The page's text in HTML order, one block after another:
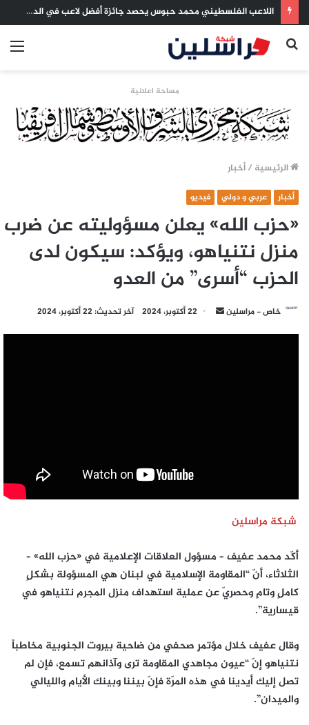
اللاعب الفلسطيني محمد حبوس يحصد جائزة أفضل لاعب في الدوري اللبناني للموسم 2025-2026
بحث
مساحة اعلانية
الرئيسية /أخبار
أخبار عربي و دولي فيديو
«حزب الله» يعلن مسؤوليته عن ضرب
منزل نتنياهو، ويؤكد: سيكون لدى
الحزب “أسرى” من العدو
خاص - مراسلين
أرسل 22 أكتوبر، 2024 آخر تحديث: 22 أكتوبر، 2024
شبكة مراسلين
أكّد محمد عفيف – مسؤول العلاقات الإعلامية في «حزب الله» –
الثلاثاء، أنّ “المقاومة الإسلامية في لبنان هي المسؤولة بشكلٍ
كاملٍ وتامٍ وحصريّ عن عملية استهداف منزل المجرم نتنياهو في
قيسارية”.
وقال عفيف خلال مؤتمرٍ صحفي من ضاحية بيروت الجنوبية مخاطباً
نتنياهو إنّ “عيون مجاهدي المقاومة ترى وآذانهم تسمع، فإن لم
تصل إليك أيدينا في هذه المرّة فإنّ بيننا وبينك الأيام والليالي
والميدان”.